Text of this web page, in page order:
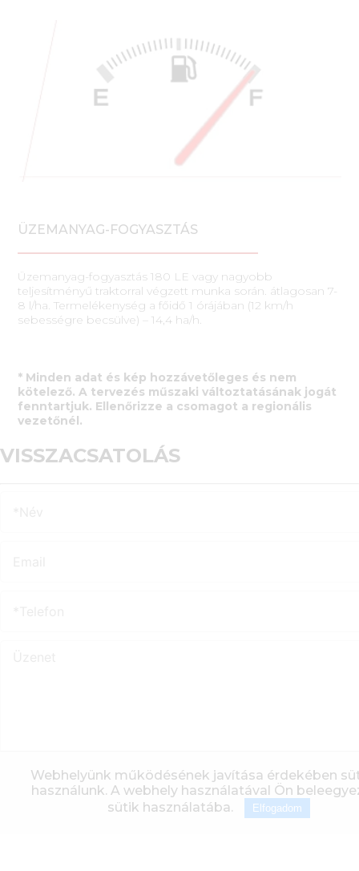
ÜZEMANYAG-FOGYASZTÁS
Üzemanyag-fogyasztás 180 LE vagy nagyobb
teljesítményű traktorral végzett munka során. átlagosan 7-
8 l/ha. Termelékenység a főidő 1 órájában (12 km/h
sebességre becsülve) – 14,4 ha/h.
* Minden adat és kép hozzávetőleges és nem
kötelező. A tervezés műszaki változtatásának jogát
fenntartjuk. Ellenőrizze a csomagot a regionális
vezetőnél.
VISSZACSATOLÁS
Küldjön
Webhelyünk működésének javítása érdekében
használunk. A webhely használatával Ön
sütik használatába.
Elfogadom